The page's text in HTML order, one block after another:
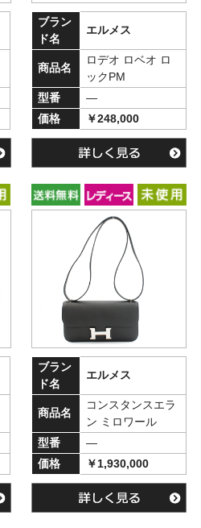
ブラン
ド名
エルメス
商品名
ロデオ ロベオ ロ
ックPM
型番
―
価格
￥248,000
ブラン
ド名
エルメス
商品名
コンスタンスエラ
ン ミロワール
型番
―
価格
￥1,930,000